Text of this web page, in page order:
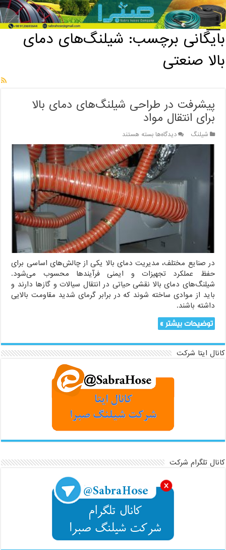
خانه / بایگانی برچسب: شیلنگ‌های دمای بالا صنعتی
بایگانی برچسب: شیلنگ‌های دمای
بالا صنعتی
پیشرفت در طراحی شیلنگ‌های دمای بالا
برای انتقال مواد
شیلنگ دیدگاه‌هابرای
پیشرفت
در
طراحی
شیلنگ‌های
دمای
بالا
برای
انتقال
مواد
بسته هستند
در صنایع مختلف، مدیریت دمای بالا یکی از چالش‌های اساسی برای
حفظ عملکرد تجهیزات و ایمنی فرآیندها محسوب می‌شود.
شیلنگ‌های دمای بالا نقشی حیاتی در انتقال سیالات و گازها دارند و
باید از موادی ساخته شوند که در برابر گرمای شدید مقاومت بالایی
داشته باشند.
توضیحات بیشتر »
کانال ایتا شرکت
کانال تلگرام شرکت